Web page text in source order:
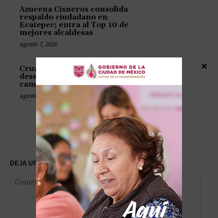
Azucena Cisneros consolida
respaldo ciudadano en
Ecatepec; entra al Top 10 de
mejores alcaldesas
agosto 7, 2026
Cruz Pérez Cuéllar acusa
desesperación del PAN por
campaña contra Morena
agosto 7, 2026
DEJA UNA RESPUESTA
×